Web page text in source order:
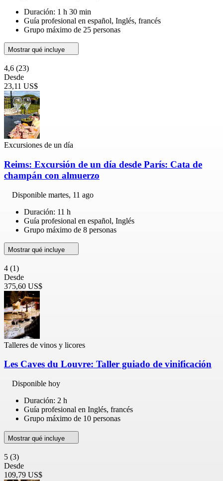
Duración: 1 h 30 min
Guía profesional en español, Inglés, francés
Grupo máximo de 25 personas
Mostrar qué incluye
4,6 (23)
Desde
23,11 US$
Excursiones de un día
Reims: Excursión de un día desde París: Cata de
champán con almuerzo
Disponible martes, 11 ago
Duración: 11 h
Guía profesional en español, Inglés
Grupo máximo de 8 personas
Mostrar qué incluye
4 (1)
Desde
375,60 US$
Talleres de vinos y licores
Les Caves du Louvre: Taller guiado de vinificación
Disponible hoy
Duración: 2 h
Guía profesional en Inglés, francés
Grupo máximo de 10 personas
Mostrar qué incluye
5 (3)
Desde
109,79 US$